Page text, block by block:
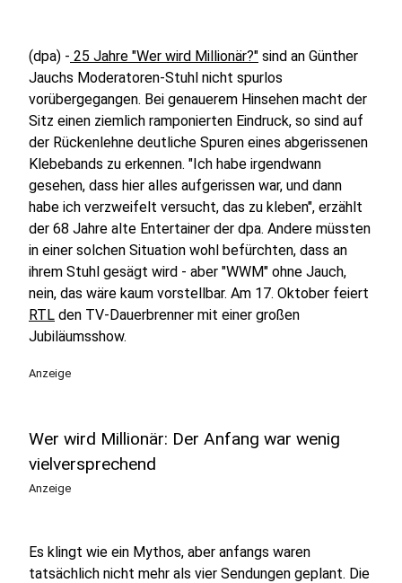
(dpa) - 25 Jahre "Wer wird Millionär?" sind an Günther
Jauchs Moderatoren-Stuhl nicht spurlos
vorübergegangen. Bei genauerem Hinsehen macht der
Sitz einen ziemlich ramponierten Eindruck, so sind auf
der Rückenlehne deutliche Spuren eines abgerissenen
Klebebands zu erkennen. "Ich habe irgendwann
gesehen, dass hier alles aufgerissen war, und dann
habe ich verzweifelt versucht, das zu kleben", erzählt
der 68 Jahre alte Entertainer der dpa. Andere müssten
in einer solchen Situation wohl befürchten, dass an
ihrem Stuhl gesägt wird - aber "WWM" ohne Jauch,
nein, das wäre kaum vorstellbar. Am 17. Oktober feiert
RTL den TV-Dauerbrenner mit einer großen
Jubiläumsshow.
Anzeige
Wer wird Millionär: Der Anfang war wenig
vielversprechend
Anzeige
Es klingt wie ein Mythos, aber anfangs waren
tatsächlich nicht mehr als vier Sendungen geplant. Die